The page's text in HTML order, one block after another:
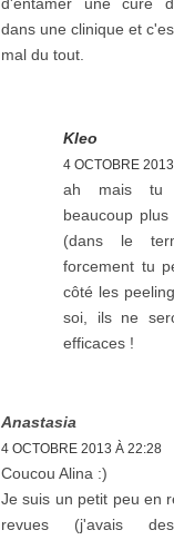
d'entamer une cure
dans une clinique et
mal du tout.
Kleo
4 OCTOBRE
ah mais
beaucoup
(dans le
forcement tu
côté les
soi, ils ne
efficaces !
Anastasia
4 OCTOBRE 2013 À 22:28
Coucou Alina :)
Je suis un petit peu en
revues (j'avais